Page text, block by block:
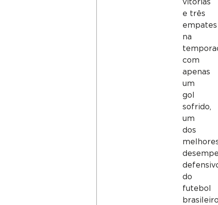
vitórias
e três
empates
na
com
apenas
um
gol
sofrido,
um
dos
do
futebol